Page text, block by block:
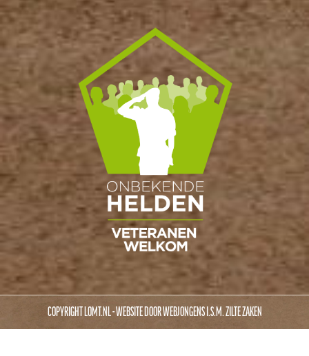
COPYRIGHT LOMT.NL - WEBSITE DOORWEBJONGENSI.S.M.ZILTE ZAKEN